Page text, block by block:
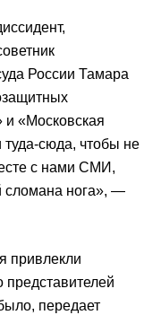
России Тамара
и «Московская
туда-сюда, чтобы не
с нами СМИ,
сломана нога», —
привлекли
передает